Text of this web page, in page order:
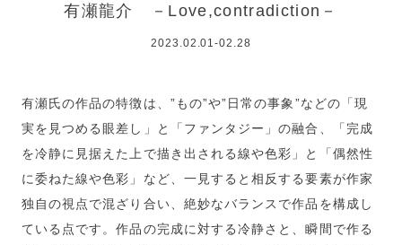
有瀬龍介 －Love,contradiction－
2023.02.01-02.28
有瀬氏の作品の特徴は、”もの”や”日常の事象”などの「現
実を見つめる眼差し」と「ファンタジー」の融合、「完成
を冷静に見据えた上で描き出される線や色彩」と「偶然性
に委ねた線や色彩」など、一見すると相反する要素が作家
独自の視点で混ざり合い、絶妙なバランスで作品を構成し
ている点です。作品の完成に対する冷静さと、瞬間で作る